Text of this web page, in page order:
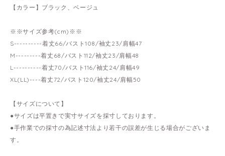
【カラー】ブラック、ベージュ
※※サイズ参考(cm)※※
S----------着丈66/バスト108/袖丈23/肩幅47
M---------着丈68/バスト112/袖丈23/肩幅48
L----------着丈70/バスト116/袖丈24/肩幅49
XL(LL)----着丈72/バスト120/袖丈24/肩幅50
【サイズについて】
●サイズは平置きで実寸サイズを採寸しております。
●手作業での採寸の為記述寸法より若干の誤差が生じる場合がございま
す。